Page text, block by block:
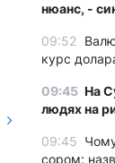
нюанс, -
09:52
курс
09:45 На
людях на
09:45
сором: